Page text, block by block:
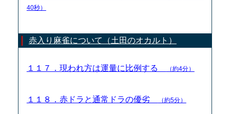
40秒）
赤入り麻雀について（土田のオカルト）
１１７．現われ方は運量に比例する （約4分）
１１８．赤ドラと通常ドラの優劣 （約5分）